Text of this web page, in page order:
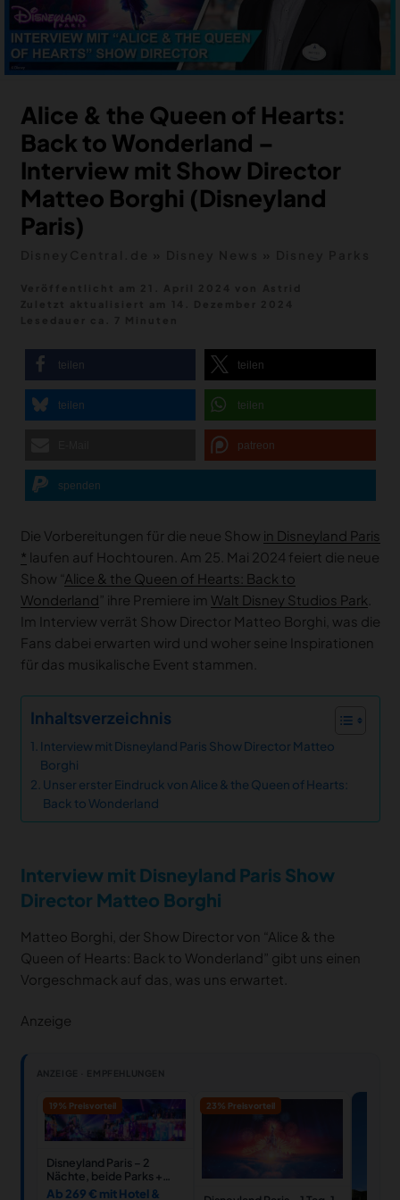
DEALS
MEIN HQ
50
Alice & the Queen of Hearts:
Back to Wonderland –
Interview mit Show Director
Matteo Borghi (Disneyland
Paris)
teilen teilen
teilen teilen
patreon
spenden
Die Vorbereitungen für die neue Show in Disneyland Paris
laufen auf Hochtouren. Am 25. Mai 2024 feiert die neue
Show “ Alice & the Queen of Hearts: Back to
Wonderland ” ihre Premiere im Walt Disney Studios Park
Im Interview verrät Show Director Matteo Borghi, was die
Fans dabei erwarten wird und woher seine Inspirationen
für das musikalische Event stammen.
Inhaltsverzeichnis
Interview mit Disneyland Paris Show Director Matteo
Borghi
Unser erster Eindruck von Alice & the Queen of Hearts:
Back to Wonderland
Interview mit Disneyland Paris Show
Director Matteo Borghi
Matteo Borghi, der Show Director von “Alice & the
Queen of Hearts: Back to Wonderland” gibt uns einen
Vorgeschmack auf das, was uns erwartet.
Anzeige
ANZEIGE · EMPFEHLUNGEN
19% Preisvorteil
Disneyland Paris – 2
Nächte, beide Parks +
Hotel
Ab 269 € mit Hotel &
23% Preisvorteil